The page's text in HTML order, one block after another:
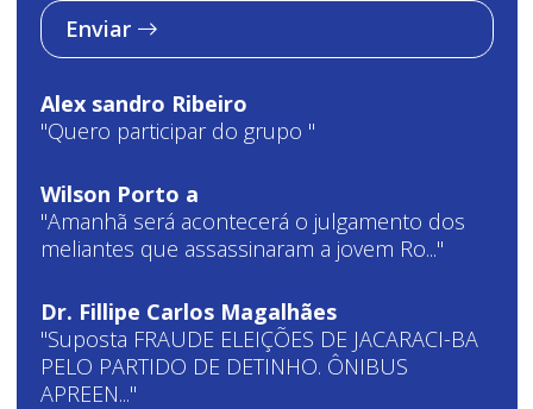
Enviar
Alex sandro Ribeiro
"Quero participar do grupo "
Wilson Porto a
"Amanhã será acontecerá o julgamento dos
meliantes que assassinaram a jovem Ro..."
Dr. Fillipe Carlos Magalhães
"Suposta FRAUDE ELEIÇÕES DE JACARACI-BA
PELO PARTIDO DE DETINHO. ÔNIBUS
APREEN..."